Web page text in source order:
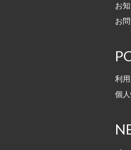
お
お
利
個